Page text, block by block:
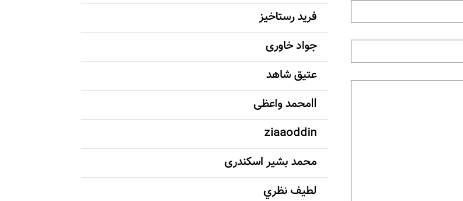
فرید رستاخیز
جواد خاوری
عتیق شاهد
llمحمد واعظی
ziaaoddin
محمد بشیر اسکندری
لطيف نظري